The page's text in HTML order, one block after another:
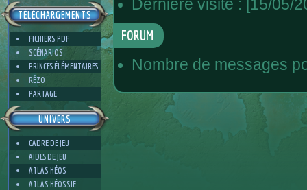
TÉLÉCHARGEMENTS
FICHIERS PDF
SCÉNARIOS
PRINCES ÉLÉMENTAIRES
RÉZO
PARTAGE
UNIVERS
CADRE DE JEU
AIDES DE JEU
ATLAS HÉOS
ATLAS HÉOSSIE
Dernière visite : [15/05/
FORUM
Nombre de messages